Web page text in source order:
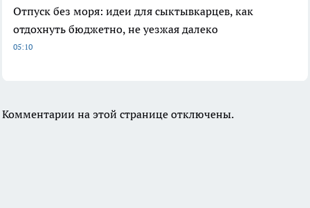
Отпуск без моря: идеи для сыктывкарцев, как
отдохнуть бюджетно, не уезжая далеко
05:10
Комментарии на этой странице отключены.